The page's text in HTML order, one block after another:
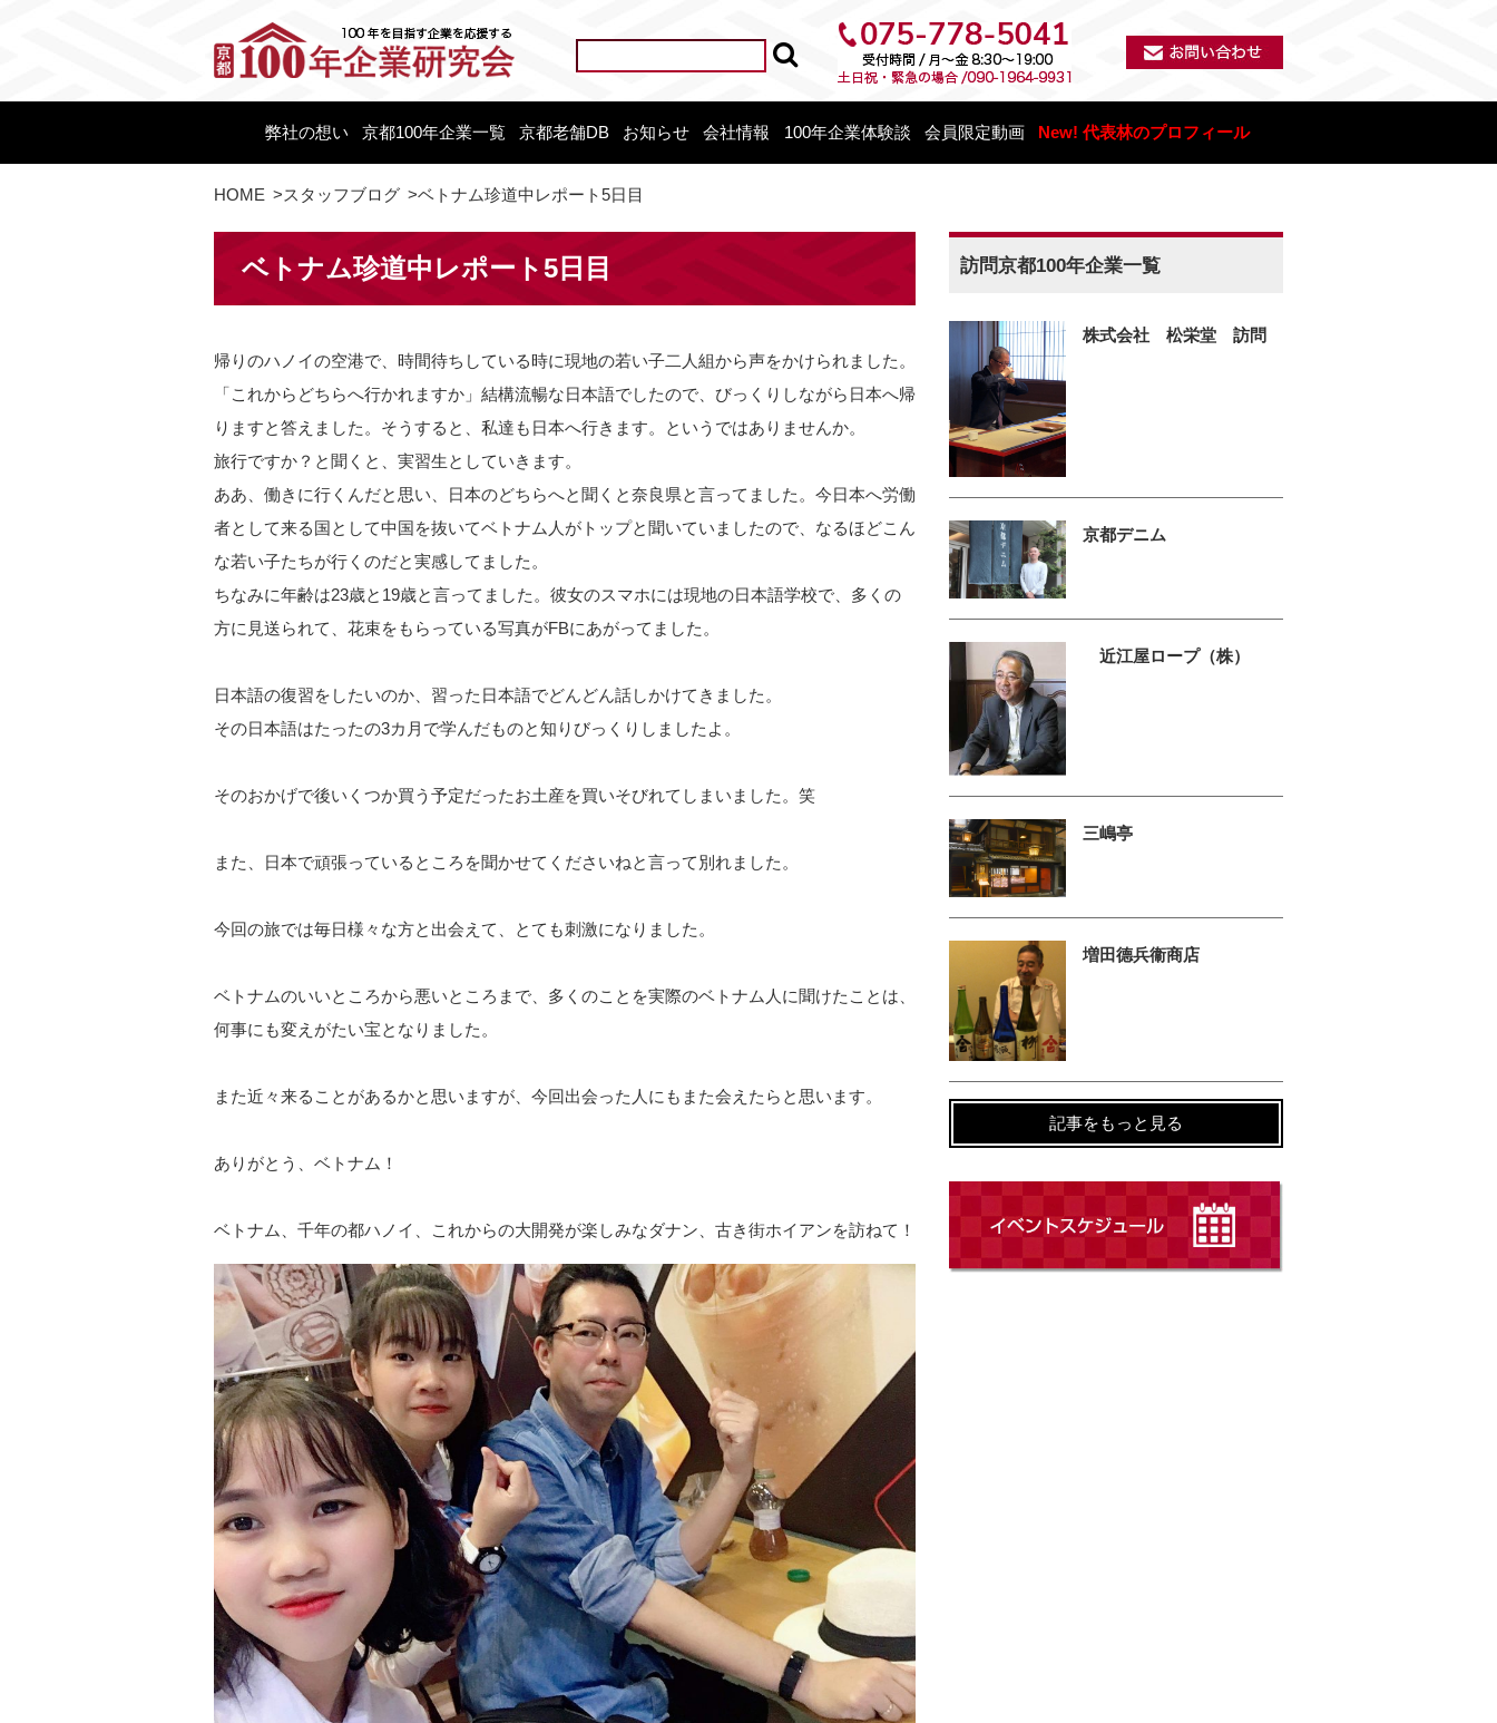
弊社の想い 京都100年企業一覧 京都老舗DB お知らせ 会社情報 100年企業体験談 会員限定動画 New! 代表林のプロフィール
HOME >スタッフブログ >ベトナム珍道中レポート5日目
ベトナム珍道中レポート5日目
帰りのハノイの空港で、時間待ちしている時に現地の若い子二人組から声をかけられました。
「これからどちらへ行かれますか」結構流暢な日本語でしたので、びっくりしながら日本へ帰
りますと答えました。そうすると、私達も日本へ行きます。というではありませんか。
旅行ですか？と聞くと、実習生としていきます。
ああ、働きに行くんだと思い、日本のどちらへと聞くと奈良県と言ってました。今日本へ労働
者として来る国として中国を抜いてベトナム人がトップと聞いていましたので、なるほどこん
な若い子たちが行くのだと実感してました。
ちなみに年齢は23歳と19歳と言ってました。彼女のスマホには現地の日本語学校で、多くの
方に見送られて、花束をもらっている写真がFBにあがってました。
日本語の復習をしたいのか、習った日本語でどんどん話しかけてきました。
その日本語はたったの3カ月で学んだものと知りびっくりしましたよ。
そのおかげで後いくつか買う予定だったお土産を買いそびれてしまいました。笑
また、日本で頑張っているところを聞かせてくださいねと言って別れました。
今回の旅では毎日様々な方と出会えて、とても刺激になりました。
ベトナムのいいところから悪いところまで、多くのことを実際のベトナム人に聞けたことは、
何事にも変えがたい宝となりました。
また近々来ることがあるかと思いますが、今回出会った人にもまた会えたらと思います。
ありがとう、ベトナム！
ベトナム、千年の都ハノイ、これからの大開発が楽しみなダナン、古き街ホイアンを訪ねて！
訪問京都100年企業一覧
株式会社 松栄堂 訪問
京都デニム
近江屋ロープ（株）
三嶋亭
増田德兵衞商店
記事をもっと見る